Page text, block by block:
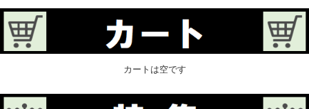
カートは空です